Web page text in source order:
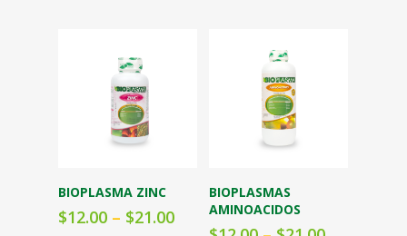
Seleccionar
opciones
BIOPLASMA ZINC
$12.00 – $21.00
Seleccionar
opciones
BIOPLASMAS
AMINOACIDOS